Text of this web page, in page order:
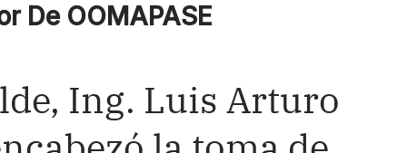
De OOMAPASE
Ing. Luis Arturo